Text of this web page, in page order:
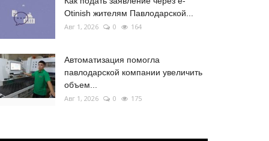
Otinish жителям Павлодарской...
Авг 1, 2026 0 164
Автоматизация помогла
павлодарской компании увеличить
объем...
Авг 1, 2026 0 175